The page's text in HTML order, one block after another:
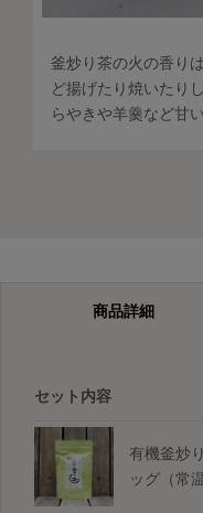
釜炒り茶の火の香り
ど揚げたり焼いたり
らやきや羊羹など甘
商品詳細
セット内容
有機釜炒
ッグ（常